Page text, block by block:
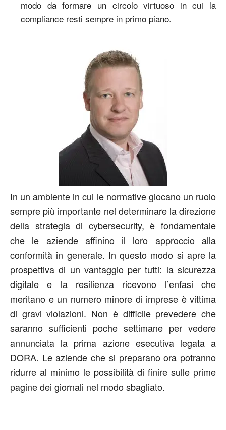
modo da formare un circolo virtuoso in cui la
compliance resti sempre in primo piano.
In un ambiente in cui le normative giocano un ruolo
sempre più importante nel determinare la direzione
della strategia di cybersecurity, è fondamentale
che le aziende affinino il loro approccio alla
conformità in generale. In questo modo si apre la
prospettiva di un vantaggio per tutti: la sicurezza
digitale e la resilienza ricevono l’enfasi che
meritano e un numero minore di imprese è vittima
di gravi violazioni. Non è difficile prevedere che
saranno sufficienti poche settimane per vedere
annunciata la prima azione esecutiva legata a
DORA. Le aziende che si preparano ora potranno
ridurre al minimo le possibilità di finire sulle prime
pagine dei giornali nel modo sbagliato.